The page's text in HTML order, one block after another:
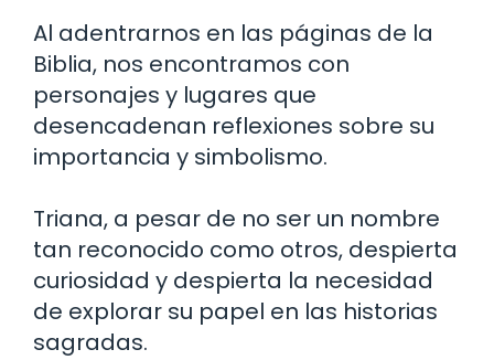
Al adentrarnos en las páginas de la
Biblia, nos encontramos con
personajes y lugares que
desencadenan reflexiones sobre su
importancia y simbolismo.
Triana, a pesar de no ser un nombre
tan reconocido como otros, despierta
curiosidad y despierta la necesidad
de explorar su papel en las historias
sagradas.